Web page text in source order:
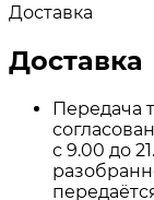
Доставка
Доставка
Передача
с 9.00 до